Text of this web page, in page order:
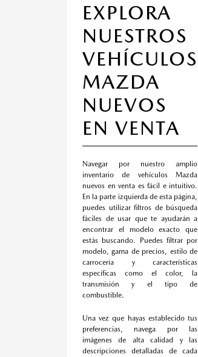
EXPLORA
NUESTROS
VEHÍCULOS
MAZDA
NUEVOS
EN VENTA
Navegar por nuestro amplio
inventario de vehículos Mazda
nuevos en venta es fácil e intuitivo.
En la parte izquierda de esta página,
puedes utilizar filtros de búsqueda
fáciles de usar que te ayudarán a
encontrar el modelo exacto que
estás buscando. Puedes filtrar por
modelo, gama de precios, estilo de
carrocería y características
específicas como el color, la
transmisión y el tipo de
combustible.
Una vez que hayas establecido tus
preferencias, navega por las
imágenes de alta calidad y las
descripciones detalladas de cada